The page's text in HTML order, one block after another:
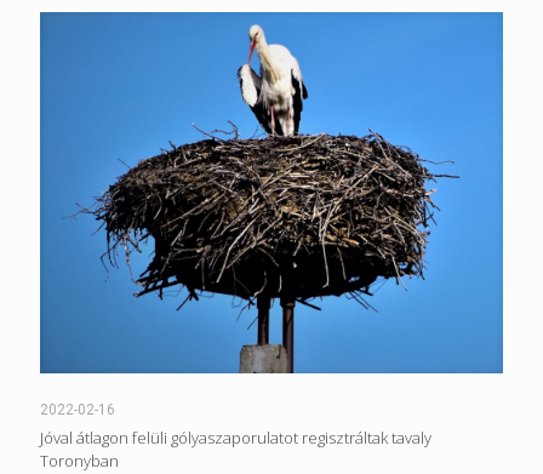
2022-02-16
Jóval átlagon felüli gólyaszaporulatot regisztráltak tavaly
Toronyban